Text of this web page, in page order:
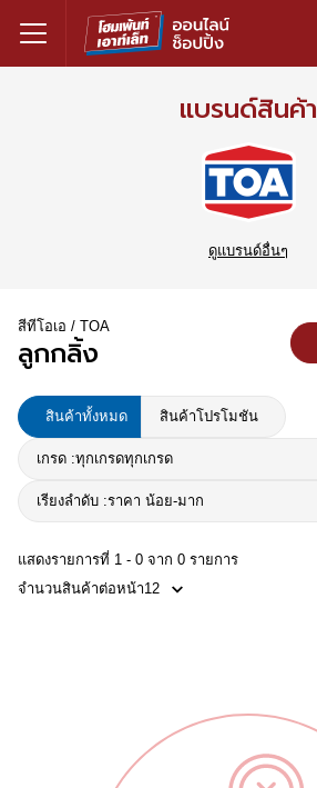
แบรนด์สินค้า
ดูแบรนด์อื่นๆ
สีทีโอเอ / TOA
ลูกกลิ้ง
สินค้าทั้งหมด สินค้าโปรโมชัน
เกรด :ทุกเกรดทุกเกรด
เรียงลำดับ :ราคา น้อย-มาก
แสดงรายการที่ 1 - 0 จาก 0 รายการ
จำนวนสินค้าต่อหน้า12